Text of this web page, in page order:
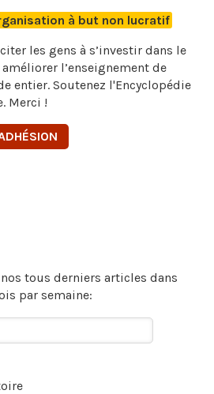
à but non lucratif
les gens à s’investir dans le
l’enseignement de
entier. Soutenez l'Encyclopédie
Merci !
tous derniers articles dans
par semaine: